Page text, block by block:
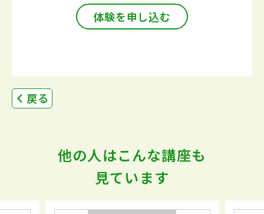
体験を申し込む
戻る
他の人はこんな講座も
見ています